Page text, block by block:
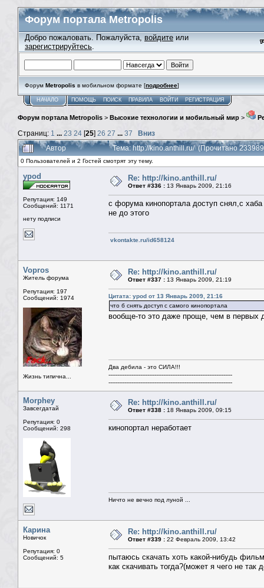
Форум портала Metropolis
Добро пожаловать. Пожалуйста, войдите или
зарегистрируйтесь.
Форум Metropolis в мобильном формате [подробнее]
НАЧАЛО ПОМОЩЬ ПОИСК ПРАВИЛА ВОЙТИ РЕГИСТРАЦИЯ
Форум портала Metropolis > Высокие технологии и мобильный мир >
Страниц: 1 ... 23 24 [25] 26 27 ... 37
Вниз
Автор
Тема: http://kino.anthill.ru/ (Прочитано
0 Пользователей и 2 Гостей смотрят эту тему.
ypod
Репутация: 149
Сообщений: 1171
нету подписи
Re: http://kino.anthill.ru/
Ответ #336 : 13 Январь 2009, 21:16
с форума кинопортала доступ снял,с
не до этого
vkontakte.ru/id658124
Vopros
Житель форума
Репутация: 197
Сообщений: 1974
Жизнь типична...
Re: http://kino.anthill.ru/
Ответ #337 : 13 Январь 2009, 21:19
Цитата: ypod от 13 Январь 2009, 21:16
что б снять доступ с самого кинопортала
вообще-то это даже проще, чем в первых
Два дебила - это СИЛА!!!
----------------------------------------------------------------------
----------------------------------------------------------------------
Morphey
Завсегдатай
Репутация: 0
Сообщений: 298
Re: http://kino.anthill.ru/
Ответ #338 : 18 Январь 2009, 09:15
кинопортал неработает
Ничто не вечно под луной ...
Карина
Новичок
Репутация: 0
Сообщений: 5
Re: http://kino.anthill.ru/
Ответ #339 : 22 Февраль 2009, 13:42
пытаюсь скачать хоть какой-нибудь
как скачивать тогда?(может я чего не так